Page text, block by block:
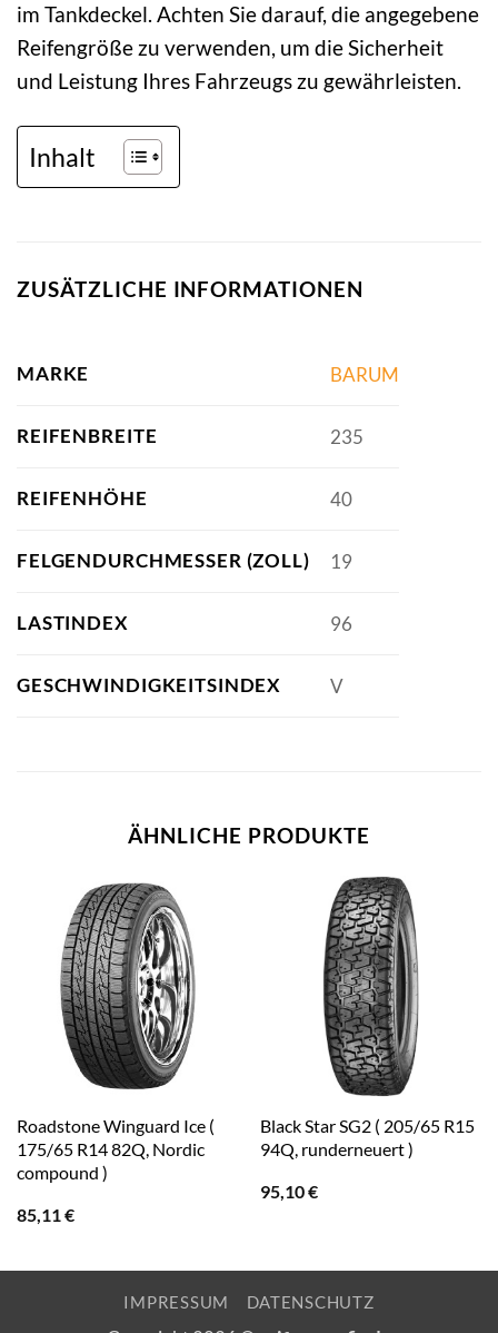
im Tankdeckel. Achten Sie darauf, die angegebene
Reifengröße zu verwenden, um die Sicherheit
und Leistung Ihres Fahrzeugs zu gewährleisten.
Inhalt
ZUSÄTZLICHE INFORMATIONEN
MARKE BARUM
REIFENBREITE 235
REIFENHÖHE 40
FELGENDURCHMESSER (ZOLL) 19
LASTINDEX 96
GESCHWINDIGKEITSINDEX V
ÄHNLICHE PRODUKTE
Roadstone Winguard Ice (
175/65 R14 82Q, Nordic
compound )
85,11 €
Black Star SG2 ( 205/65 R15
94Q, runderneuert )
95,10€
IMPRESSUM DATENSCHUTZ